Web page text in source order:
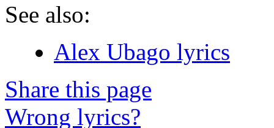
See also:
Alex Ubago lyrics
Share this page
Wrong lyrics?